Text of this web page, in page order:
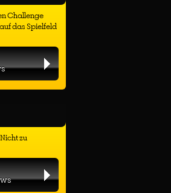
Challenge
das Spielfeld
zu